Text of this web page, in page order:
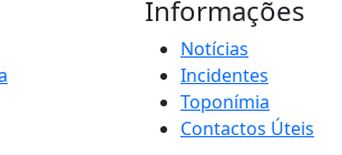
Informações
Notícias
Incidentes
Toponímia
Contactos Úteis